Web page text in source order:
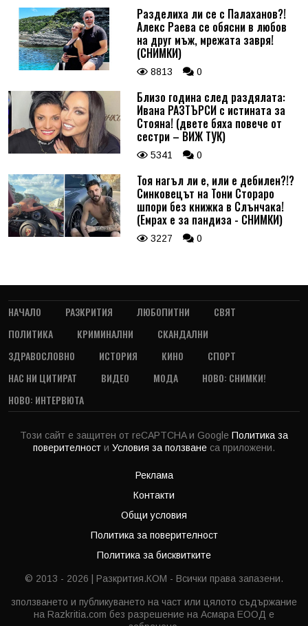
Разделиха ли се с Палаханов?!
Алекс Раева се обясни в любов
на друг мъж, мрежата завря!
(СНИМКИ)
8813 0
Близо година след раздялата:
Ивана РАЗТЪРСИ с истината за
Стояна! (двете бяха повече от
сестри – ВИЖ ТУК)
5341 0
Тоя нагъл ли е, или е дебилен?!?
Синковецът на Тони Стораро
шпори без книжка в Слънчака!
(Емрах е за пандиза - СНИМКИ)
3227 0
НАЧАЛО РАЗКРИТИЯ ЛЮБОПИТНИ
СВЯТ
ПОЛИТИКА
КРИМИНАЛНИ
СКАНДАЛНИ
ЗДРАВОСЛОВНО
ИСТОРИЯ КИНО
СПОРТ
НАС НИ ЦИТИРАТ
ВИДЕО МОДА
НОВО: СНИМКИ!
НОВО: ИНТЕРВЮТА
Този сайт е защитен от reCAPTCHA и Google Политика за
поверителност и Условия за ползване са приложени.
Реклама
Контакти
Общи условия
Политика за поверителност
Политика за бисквитките
© 2013 - 2026 | Разкрития.КОМ - Всички права запазени.
зползването и публикуването на част или цялото съдържание
на Razkritia.com без разрешение на Асмара ЕООД е